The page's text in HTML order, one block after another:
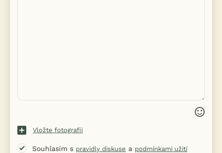
Vložte fotografii
Souhlasím s pravidly diskuse a podmínkami užití